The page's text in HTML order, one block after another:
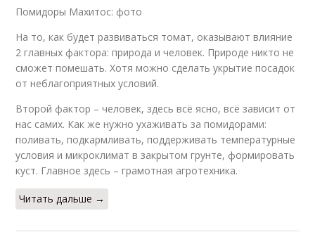
Помидоры Махитос: фото
На то, как будет развиваться томат, оказывают влияние
2 главных фактора: природа и человек. Природе никто не
сможет помешать. Хотя можно сделать укрытие посадок
от неблагоприятных условий.
Второй фактор – человек, здесь всё ясно, всё зависит от
нас самих. Как же нужно ухаживать за помидорами:
поливать, подкармливать, поддерживать температурные
условия и микроклимат в закрытом грунте, формировать
куст. Главное здесь – грамотная агротехника.
Читать дальше →